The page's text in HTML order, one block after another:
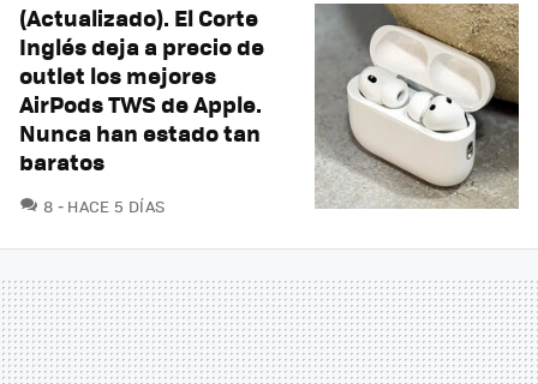
(Actualizado). El Corte
Inglés deja a precio de
outlet los mejores
AirPods TWS de Apple.
Nunca han estado tan
baratos
8 COMENTARIOS
HACE 5 DÍAS